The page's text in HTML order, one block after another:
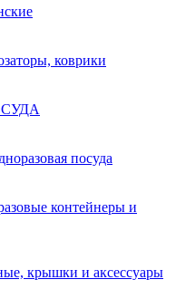
коврики
посуда
контейнеры и
крышки и аксессуары